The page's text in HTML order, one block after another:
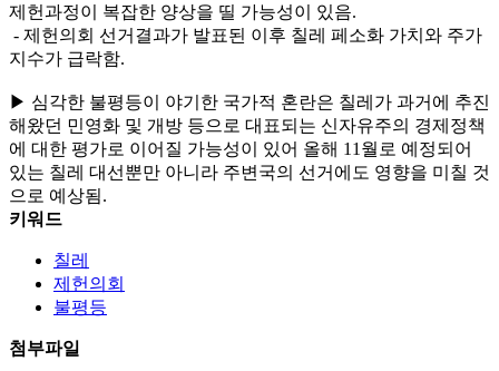
제헌과정이 복잡한 양상을 띨 가능성이 있음.
- 제헌의회 선거결과가 발표된 이후 칠레 페소화 가치와 주가
지수가 급락함.
▶ 심각한 불평등이 야기한 국가적 혼란은 칠레가 과거에 추진
해왔던 민영화 및 개방 등으로 대표되는 신자유주의 경제정책
에 대한 평가로 이어질 가능성이 있어 올해 11월로 예정되어
있는 칠레 대선뿐만 아니라 주변국의 선거에도 영향을 미칠 것
으로 예상됨.
키워드
칠레
제헌의회
불평등
첨부파일